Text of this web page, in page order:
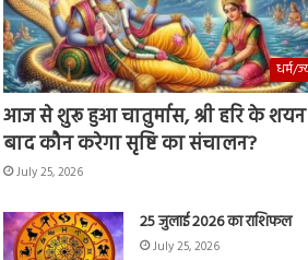
धर्म/
आज से शुरू हुआ चातुर्मास, श्री हरि के
बाद कौन करेगा सृष्टि का संचालन?
July 25, 2026
25 जुलाई 2026 का राशिफल
July 25, 2026